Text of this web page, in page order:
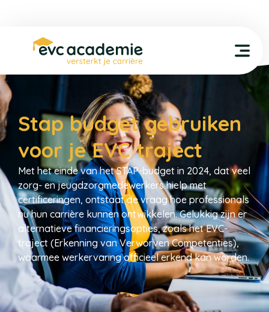
Stap budget gebruiken
voor je EVC traject
Met het einde van het STAP-budget in 2024, dat veel
zorg- en jeugdzorgmedewerkers hielp met
certificeringen, ontstaat de vraag hoe professionals
nu hun carrière kunnen ontwikkelen. Gelukkig zijn er
alternatieve financieringsopties, zoals het EVC-
traject (Erkenning van Verworven Competenties),
waarmee werkervaring officieel erkend kan worden.